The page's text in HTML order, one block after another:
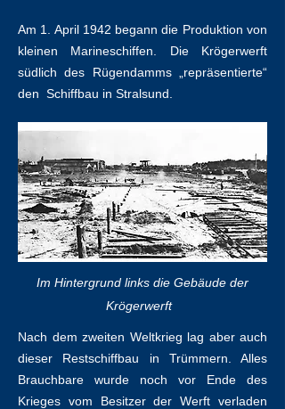
Am 1. April 1942 begann die Produktion von
kleinen Marineschiffen. Die Krögerwerft
südlich des Rügendamms „repräsentierte“
den Schiffbau in Stralsund.
Im Hintergrund links die Gebäude der
Krögerwerft
Nach dem zweiten Weltkrieg lag aber auch
dieser Restschiffbau in Trümmern. Alles
Brauchbare wurde noch vor Ende des
Krieges vom Besitzer der Werft verladen